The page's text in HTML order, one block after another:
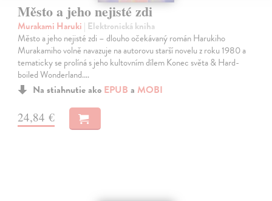
Město a jeho nejisté zdi
Murakami Haruki | Elektronická kniha
Město a jeho nejisté zdi – dlouho očekávaný román Harukiho
Murakamiho volně navazuje na autorovu starší novelu z roku 1980 a
tematicky se prolíná s jeho kultovním dílem Konec světa & Hard-
boiled Wonderland.…
Na stiahnutie ako EPUB a MOBI
24,84 €